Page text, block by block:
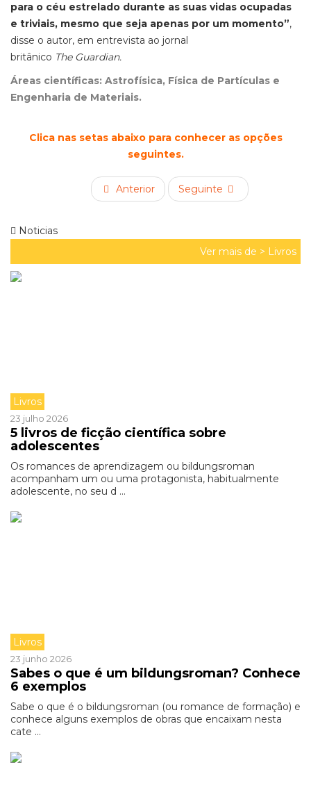
para o céu estrelado durante as suas vidas ocupadas
e triviais, mesmo que seja apenas por um momento”,
disse o autor, em entrevista ao jornal
britânico The Guardian.
Áreas científicas: Astrofísica, Física de Partículas e
Engenharia de Materiais.
Clica nas setas abaixo para conhecer as opções
seguintes.
Anterior Seguinte
Noticias
Ver mais de > Livros
Livros
23 julho 2026
5 livros de ficção científica sobre
adolescentes
Os romances de aprendizagem ou bildungsroman
acompanham um ou uma protagonista, habitualmente
adolescente, no seu d ...
Livros
23 junho 2026
Sabes o que é um bildungsroman? Conhece
6 exemplos
Sabe o que é o bildungsroman (ou romance de formação) e
conhece alguns exemplos de obras que encaixam nesta
cate ...